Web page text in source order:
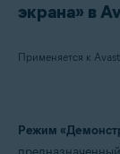
экрана» в
Применяется к
Продукты:
Avast Secure
Режим